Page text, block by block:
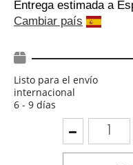
Entrega estimada a
Cambiar país
Listo para el envío
internacional
6 - 9 días